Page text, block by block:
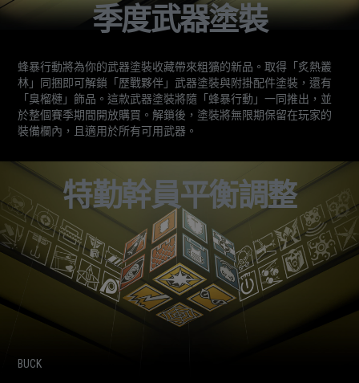
季度武器塗裝
蜂暴行動將為你的武器塗裝收藏帶來粗獷的新品。取得「炙熱叢
林」同捆即可解鎖「歷戰夥伴」武器塗裝與附掛配件塗裝，還有
「臭榴槤」飾品。這款武器塗裝將隨「蜂暴行動」一同推出，並
於整個賽季期間開放購買。解鎖後，塗裝將無限期保留在玩家的
裝備欄內，且適用於所有可用武器。
特勤幹員平衡調整
BUCK